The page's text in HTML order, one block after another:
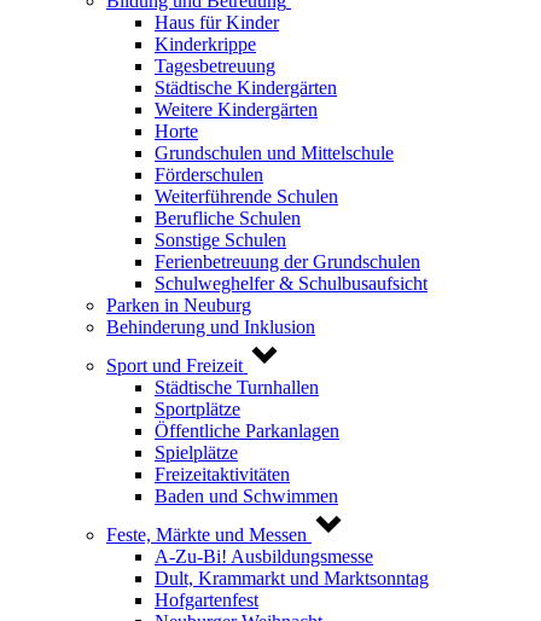
Haus für Kinder
Kinderkrippe
Tagesbetreuung
Städtische Kindergärten
Weitere Kindergärten
Horte
Grundschulen und Mittelschule
Förderschulen
Weiterführende Schulen
Berufliche Schulen
Sonstige Schulen
Ferienbetreuung der Grundschulen
Schulweghelfer & Schulbusaufsicht
Parken in Neuburg
Behinderung und Inklusion
Sport und Freizeit
Städtische Turnhallen
Sportplätze
Öffentliche Parkanlagen
Spielplätze
Freizeitaktivitäten
Baden und Schwimmen
Feste, Märkte und Messen
A-Zu-Bi! Ausbildungsmesse
Dult, Krammarkt und Marktsonntag
Hofgartenfest